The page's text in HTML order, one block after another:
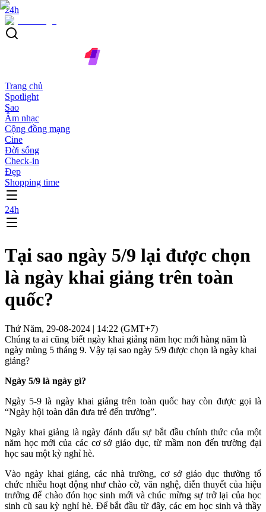
24h
Trang chủ
Spotlight
Sao
Âm nhạc
Cộng đồng mạng
Cine
Đời sống
Check-in
Đẹp
Shopping time
24h
Tại sao ngày 5/9 lại được chọn
là ngày khai giảng trên toàn
quốc?
Thứ Năm, 29-08-2024 | 14:22 (GMT+7)
Chúng ta ai cũng biết ngày khai giảng năm học mới hàng năm là
ngày mùng 5 tháng 9. Vậy tại sao ngày 5/9 được chọn là ngày khai
giảng?
Ngày 5/9 là ngày gì?
Ngày 5-9 là ngày khai giảng trên toàn quốc hay còn được gọi là
“Ngày hội toàn dân đưa trẻ đến trường”.
Ngày khai giảng là ngày đánh dấu sự bắt đầu chính thức của một
năm học mới của các cơ sở giáo dục, từ mầm non đến trường đại
học sau một kỳ nghỉ hè.
Vào ngày khai giảng, các nhà trường, cơ sở giáo dục thường tổ
chức nhiều hoạt động như chào cờ, văn nghệ, diễn thuyết của hiệu
trưởng để chào đón học sinh mới và chúc mừng sự trở lại của học
sinh cũ sau kỳ nghỉ hè. Để bắt đầu từ đây, các em học sinh và thầy